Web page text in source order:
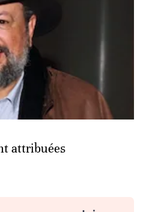
attribuées